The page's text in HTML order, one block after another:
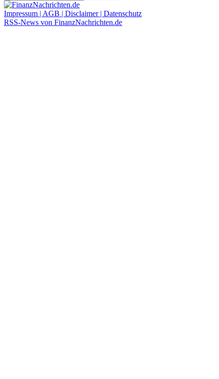
Impressum | AGB | Disclaimer | Datenschutz
RSS-News von FinanzNachrichten.de